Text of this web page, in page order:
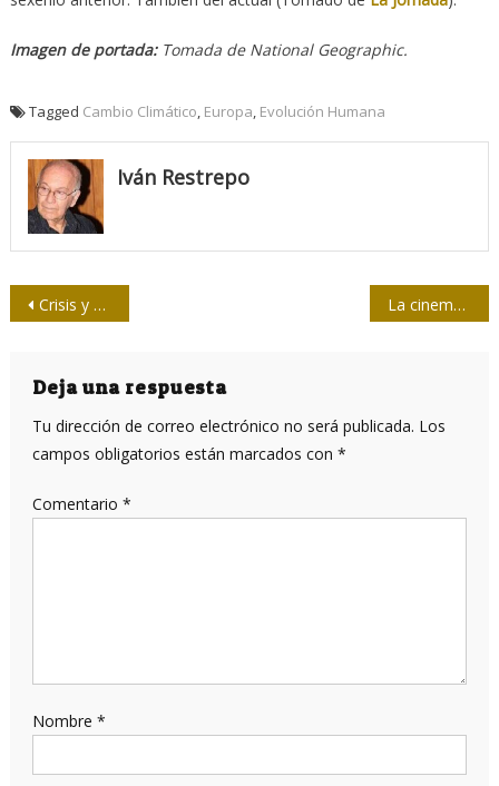
Imagen de portada:Tomada de National Geographic.
Tagged Cambio Climático Europa Evolución Humana
Iván Restrepo
Navegación
entradas
Crisis y política: que el bosque no impida ver los árboles La cinemateca yugoslava atesora 50 películas cubanas
Deja una respuesta
Tu dirección de correo electrónico no será publicada. Los
campos obligatorios están marcados con *
Comentario *
Nombre *